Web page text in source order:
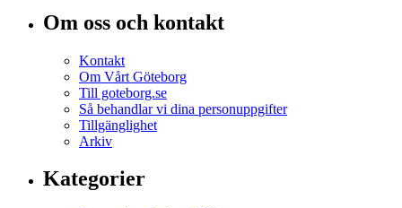
Om oss och kontakt
Kontakt
Om Vårt Göteborg
Till goteborg.se
Så behandlar vi dina personuppgifter
Tillgänglighet
Arkiv
Kategorier